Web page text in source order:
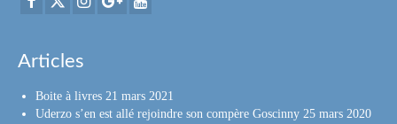
Articles
Boite à livres 21 mars 2021
Uderzo s’en est allé rejoindre son compère Goscinny 25 mars 2020